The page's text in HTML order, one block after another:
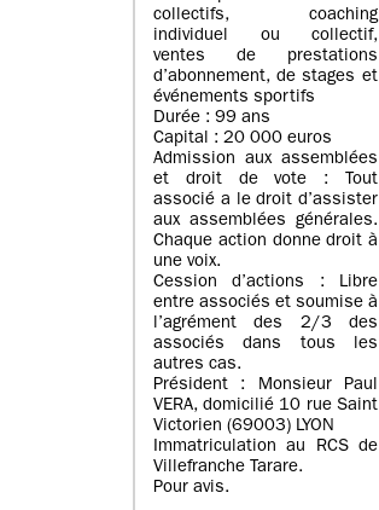
collectifs, coaching
individuel ou collectif,
ventes de prestations
d’abonnement, de stages et
événements sportifs
Durée : 99 ans
Capital : 20 000 euros
Admission aux assemblées
et droit de vote : Tout
associé a le droit d’assister
aux assemblées générales.
Chaque action donne droit à
une voix.
Cession d’actions : Libre
entre associés et soumise à
l’agrément des 2/3 des
associés dans tous les
autres cas.
Président : Monsieur Paul
VERA, domicilié 10 rue Saint
Victorien (69003) LYON
Immatriculation au RCS de
Villefranche Tarare.
Pour avis.